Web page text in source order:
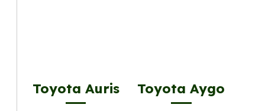
Toyota Auris Toyota Aygo